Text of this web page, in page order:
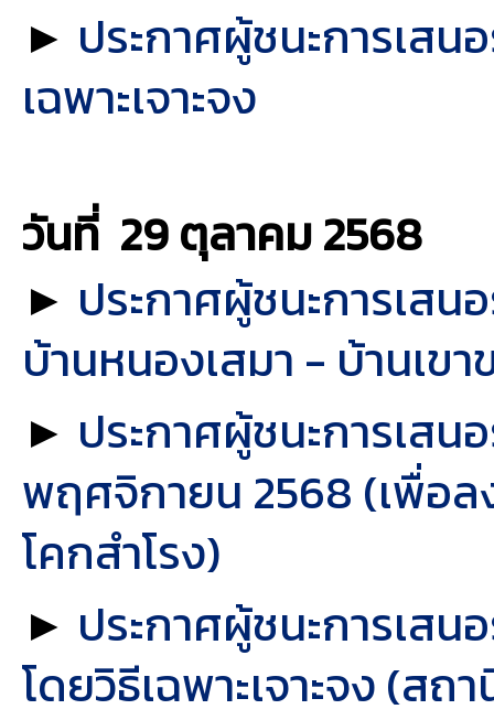
► ประกาศผู้ชนะการเสน
เฉพาะเจาะจง
วันที่ 29 ตุลาคม2568
► ประกาศผู้ชนะการเส
บ้านหนองเสมา - บ้านเข
► ประกาศผู้ชนะการเสน
พฤศจิกายน 2568 (เพื่อ
โคกสำโรง)
► ประกาศผู้ชนะการเส
โดยวิธีเฉพาะเจาะจง (ส